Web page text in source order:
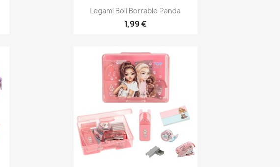
Vista rápida
Legami Boli Borrable Panda
1,99 €